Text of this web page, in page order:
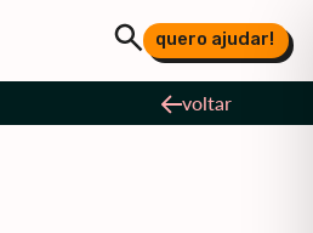
quero ajudar!
voltar